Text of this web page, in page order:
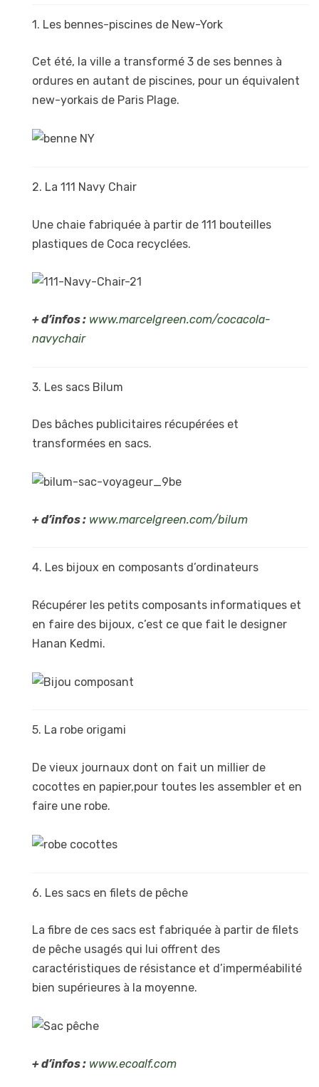
1. Les bennes-piscines de New-York
Cet été, la ville a transformé 3 de ses bennes à
ordures en autant de piscines, pour un équivalent
new-yorkais de Paris Plage.
2. La 111 Navy Chair
Une chaie fabriquée à partir de 111 bouteilles
plastiques de Coca recyclées.
+ d’infos : www.marcelgreen.com/cocacola-
navychair
3. Les sacs Bilum
Des bâches publicitaires récupérées et
transformées en sacs.
+ d’infos : www.marcelgreen.com/bilum
4. Les bijoux en composants d’ordinateurs
Récupérer les petits composants informatiques et
en faire des bijoux, c’est ce que fait le designer
Hanan Kedmi.
5. La robe origami
De vieux journaux dont on fait un millier de
cocottes en papier,pour toutes les assembler et en
faire une robe.
6. Les sacs en filets de pêche
La fibre de ces sacs est fabriquée à partir de filets
de pêche usagés qui lui offrent des
caractéristiques de résistance et d’imperméabilité
bien supérieures à la moyenne.
+ d’infos : www.ecoalf.com